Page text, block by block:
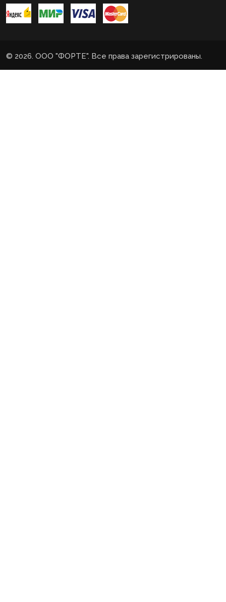
© 2026. ООО "ФОРТЕ". Все права зарегистрированы.